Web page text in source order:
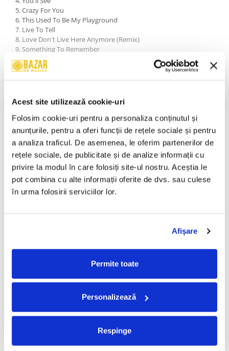
Acest site utilizează cookie-uri
Folosim cookie-uri pentru a personaliza conținutul și
anunțurile, pentru a oferi funcții de rețele sociale și pentru
a analiza traficul. De asemenea, le oferim partenerilor de
rețele sociale, de publicitate și de analize informații cu
privire la modul în care folosiți site-ul nostru. Aceștia le
pot combina cu alte informații oferite de dvs. sau culese
în urma folosirii serviciilor lor.
Afişare
Permite toate
Personalizează
Respinge
5. Crazy For You
6. This Used To Be My Playground
7. Live To Tell
8. Love Don't Live Here Anymore (Remix)
9. Something To Remember
10. Forbidden Love
11. One More Chance
14. I Want You (Orchestral)
VEZI MAI MULT
An Lansare:1995
Stil:Electronic ; Synth-pop
Stare Disc:Near Mint (NM or M-)
Stare Coperta:Near Mint (NM or M-)
Informatii conformitate produs
Review-uri(0)
PRODUSE ALTERNATIVE
250,00 Lei
Madonna - Music , (CD)
19,99 Lei